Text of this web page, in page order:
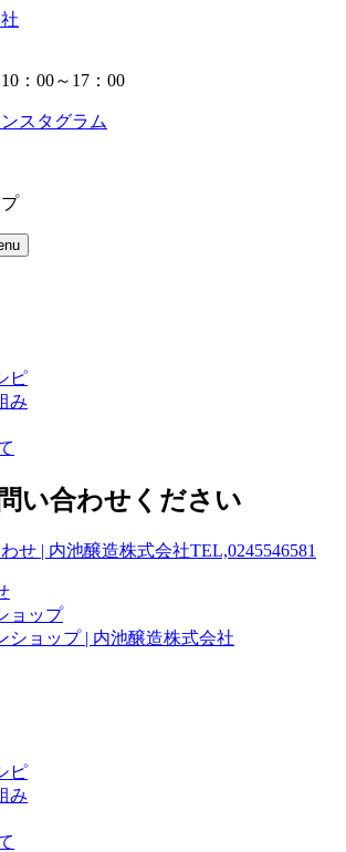
：00～17：00
ピ
み
い合わせください
ョップ
ピ
み